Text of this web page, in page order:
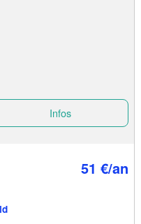
Infos
51 €/an